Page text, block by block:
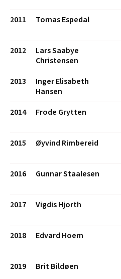
2011 Tomas Espedal
2012
Lars Saabye
Christensen
2013
Inger Elisabeth
Hansen
2014 Frode Grytten
2015 Øyvind Rimbereid
2016 Gunnar Staalesen
2017 Vigdis Hjorth
2018 Edvard Hoem
2019 Brit Bildøen